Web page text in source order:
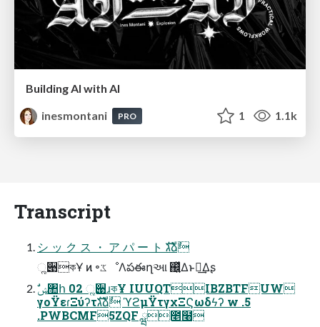
Building AI with AI
inesmontani
PRO 1 1.1k
Transcript
シ ッ ク ス ・ ア パ ー ト גࣜձࣾ
ૣ੉কҰ ͷ ৽ػೳΛపఈղઆ ஌͍ͬͯΔͱಘ͢Δʂ
γοΫεɾΞύʔτגࣜձࣾ ϓϩμΫτγχΞϚωδϟʔ w .5
.PWBCMF5ZQF ྺ೥໨